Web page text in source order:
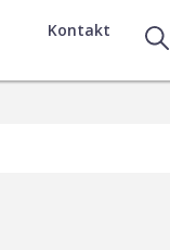
Kontakt